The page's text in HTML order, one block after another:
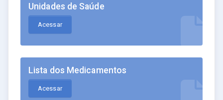
Unidades de Saúde
Acessar
Lista dos Medicamentos
Acessar